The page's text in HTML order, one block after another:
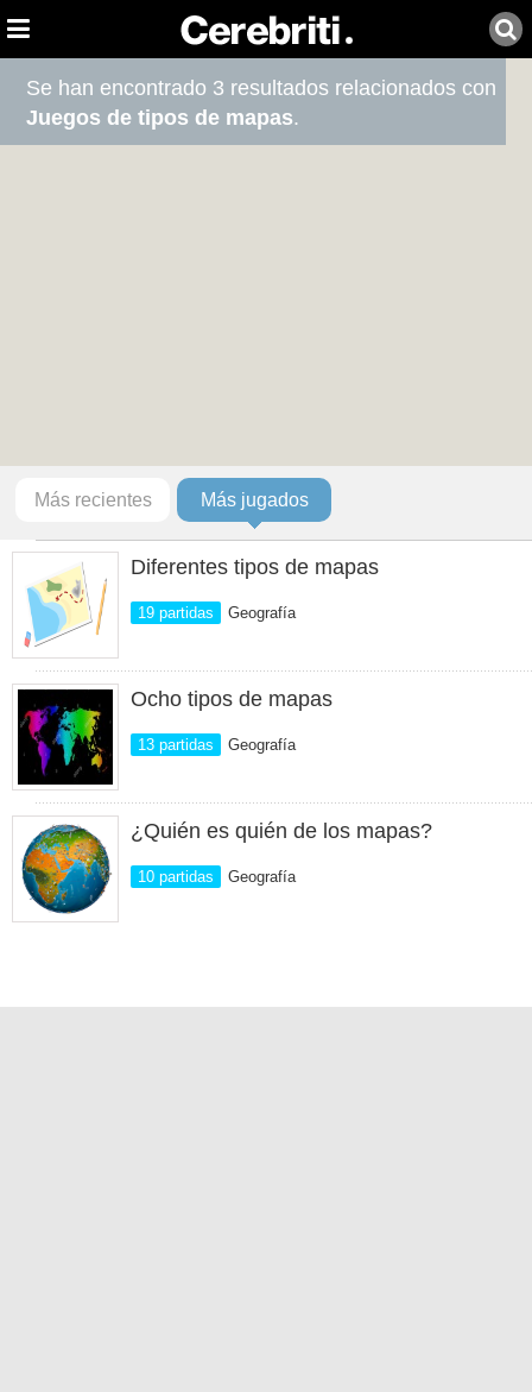
Se han encontrado 3 resultados relacionados con
Juegos de tipos de mapas.
Más recientes Más jugados
Diferentes tipos de mapas
19 partidas Geografía
Ocho tipos de mapas
13 partidas Geografía
¿Quién es quién de los mapas?
10 partidas Geografía